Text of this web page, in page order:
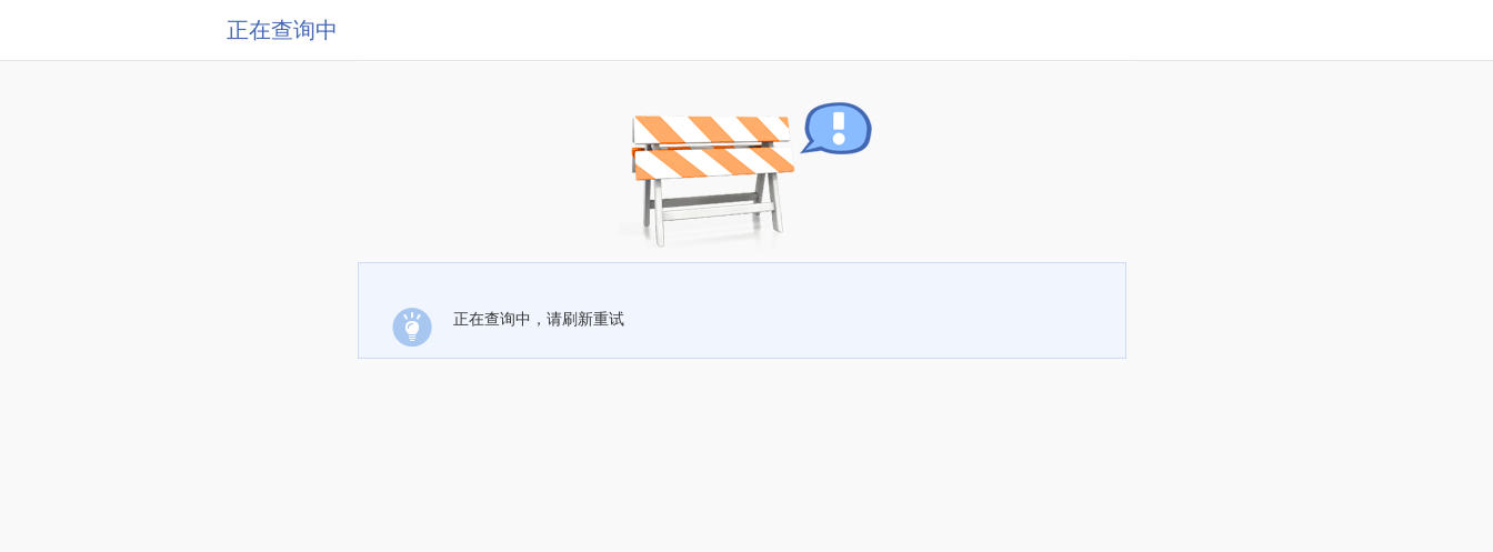
正在查询中
正在查询中，请刷新重试